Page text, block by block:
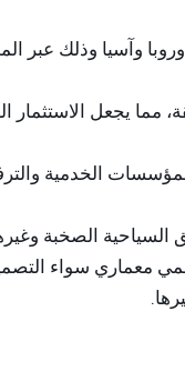
وآسيا وذلك عبر
مما يجعل
الخدمية
السياحية الصخبة
معماري سواء